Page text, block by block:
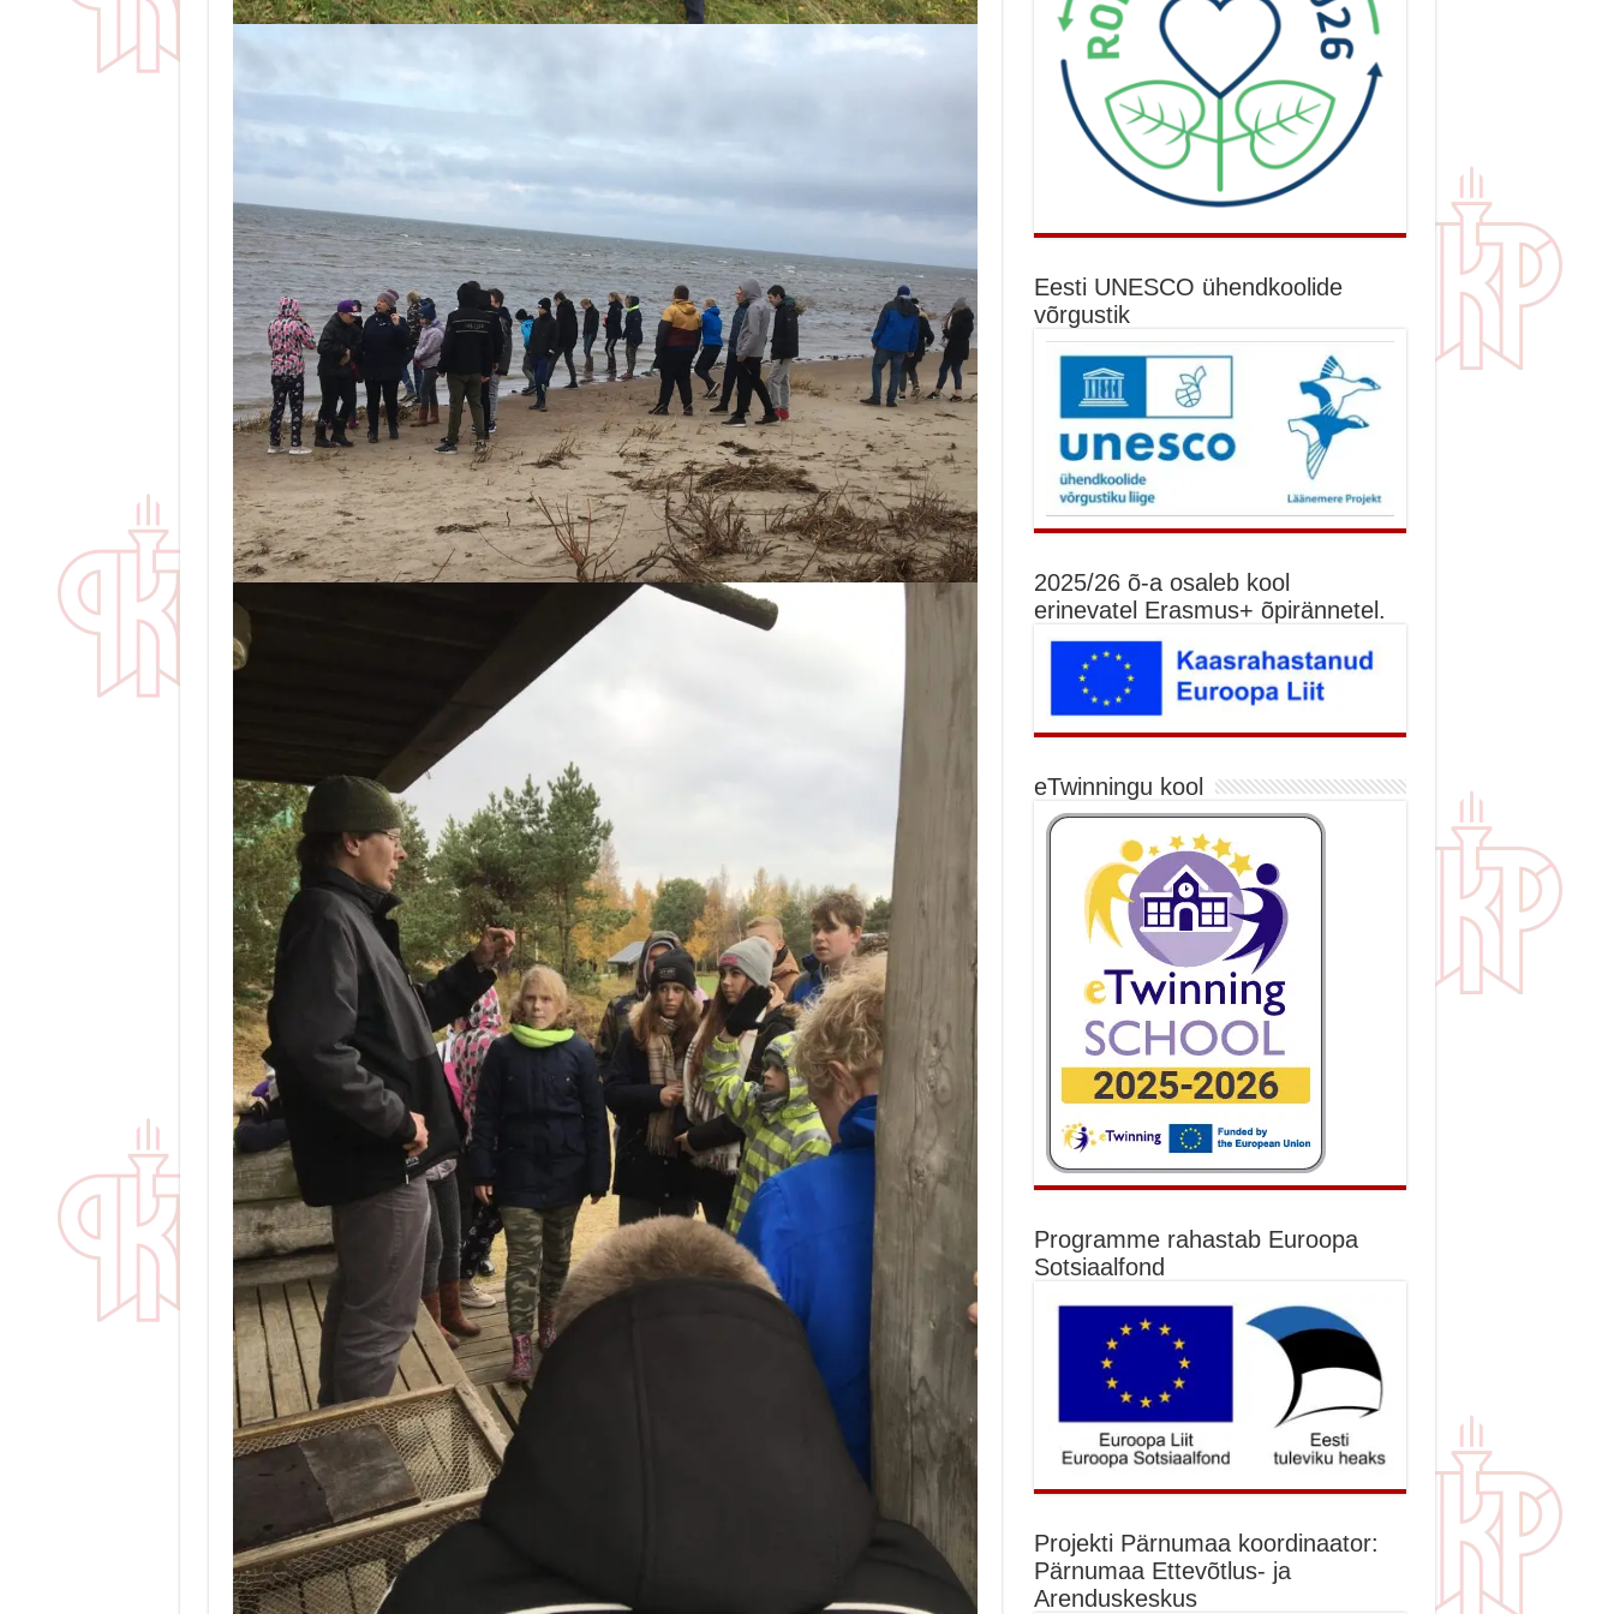
Eesti UNESCO ühendkoolide
võrgustik
2025/26 õ-a osaleb kool
erinevatel Erasmus+ õpirännetel.
eTwinningu kool
Programme rahastab Euroopa
Sotsiaalfond
Projekti Pärnumaa koordinaator:
Pärnumaa Ettevõtlus- ja
Arenduskeskus